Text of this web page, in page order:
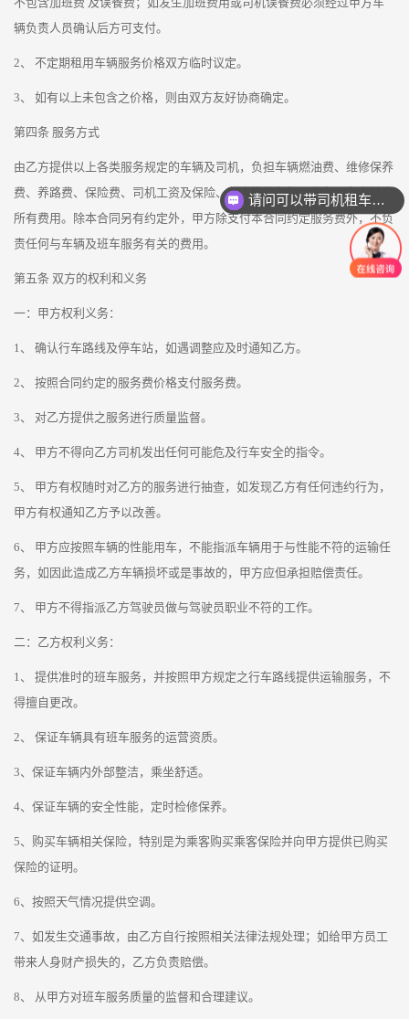
辆负责人员确认后方可支付。
2、 不定期租用车辆服务价格双方临时议定。
3、 如有以上未包含之价格，则由双方友好协商确定。
第四条 服务方式
由乙方提供以上各类服务规定的车辆及司机，负担车辆燃油费、维修保养
费、养路费、保险费、司机工资及保险、税金等与车辆及班车服务有关之
所有费用。除本合同另有约定外，甲方除支付本合同约定服务费外，不负
责任何与车辆及班车服务有关的费用。
第五条 双方的权利和义务
一：甲方权利义务：
1、 确认行车路线及停车站，如遇调整应及时通知乙方。
2、 按照合同约定的服务费价格支付服务费。
3、 对乙方提供之服务进行质量监督。
4、 甲方不得向乙方司机发出任何可能危及行车安全的指令。
5、 甲方有权随时对乙方的服务进行抽查，如发现乙方有任何违约行为，
甲方有权通知乙方予以改善。
6、 甲方应按照车辆的性能用车，不能指派车辆用于与性能不符的运输任
务，如因此造成乙方车辆损坏或是事故的，甲方应但承担赔偿责任。
7、 甲方不得指派乙方驾驶员做与驾驶员职业不符的工作。
二：乙方权利义务：
1、 提供准时的班车服务，并按照甲方规定之行车路线提供运输服务，不
得擅自更改。
2、 保证车辆具有班车服务的运营资质。
3、保证车辆内外部整洁，乘坐舒适。
4、保证车辆的安全性能，定时检修保养。
5、购买车辆相关保险，特别是为乘客购买乘客保险并向甲方提供已购买
保险的证明。
6、按照天气情况提供空调。
7、如发生交通事故，由乙方自行按照相关法律法规处理；如给甲方员工
带来人身财产损失的，乙方负责赔偿。
8、 从甲方对班车服务质量的监督和合理建议。
请问可以带司机租车吗？